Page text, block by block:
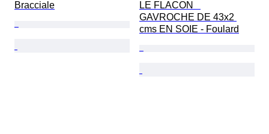
Bracciale
LE FLACON
GAVROCHE DE 43x2
cms EN SOIE - Foulard